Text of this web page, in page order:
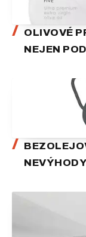
OLIVOVÉ
NEJEN